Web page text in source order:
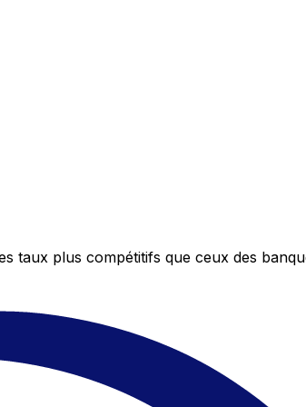
taux plus compétitifs que ceux des